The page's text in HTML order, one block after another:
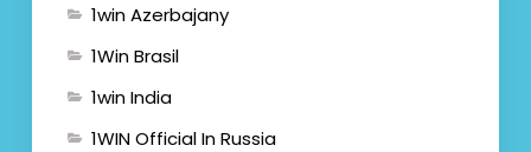
1win Azerbajany
1Win Brasil
1win India
1WIN Official In Russia